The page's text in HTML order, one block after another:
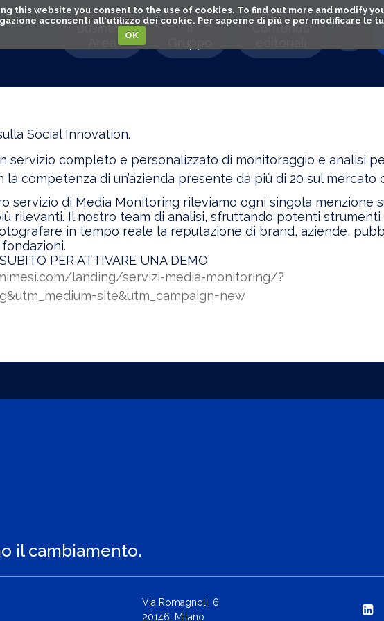
this website you consent to the use of cookies. To find out more and modify
acconsenti all'utilizzo dei cookie. Per saperne di piú e per modificare le
OK
Business
Il
Contenuti
Social Innovation.
servizio completo e personalizzato di monitoraggio e analisi
la competenza di un’azienda presente da più di 20 sul mercato
servizio di Media Monitoring rileviamo ogni singola menzione
rilevanti. Il nostro team di analisi, sfruttando potenti
in tempo reale la reputazione di brand, aziende,
PER ATTIVARE UNA DEMO
landing/servizi-media-monitoring/?
il cambiamento.
Via Romagnoli, 6
20146, Milano